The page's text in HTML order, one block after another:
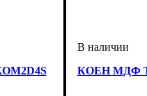
КОЕН МДФ